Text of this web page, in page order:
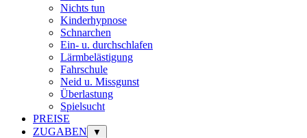
Nichts tun
Kinderhypnose
Schnarchen
Ein- u. durchschlafen
Lärmbelästigung
Fahrschule
Neid u. Missgunst
Überlastung
Spielsucht
PREISE
ZUGABEN
▼